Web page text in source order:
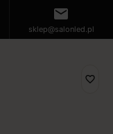
mail
sklep@salonled.pl
favorite_border